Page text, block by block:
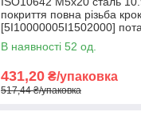
покриття повна різьба
[5I10000005I1502000]
В наявності 52 од.
431,20 ₴/упаковка
517,44 ₴/упаковка